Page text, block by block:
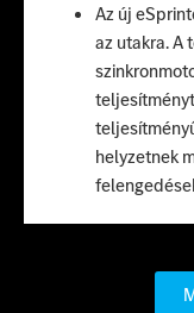
Az új
az utakra. A
helyzetnek